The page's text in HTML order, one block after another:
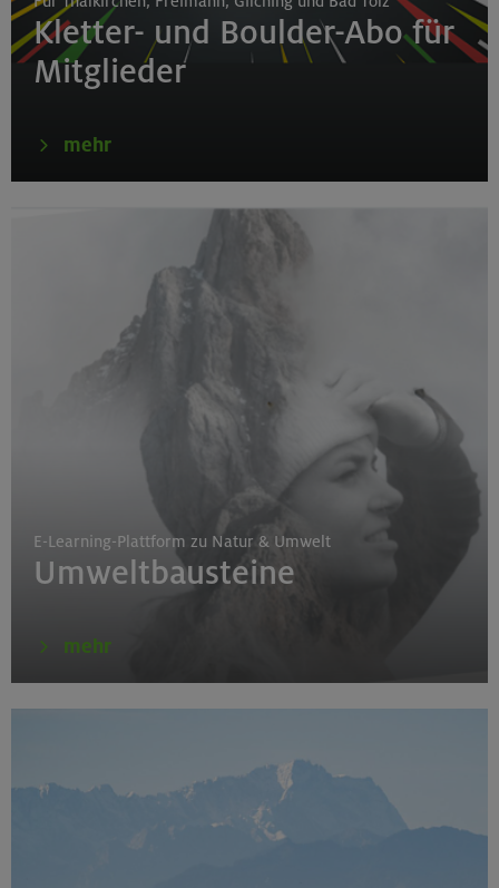
Kletter- und Boulder-Abo für
Mitglieder
mehr
E-Learning-Plattform zu Natur & Umwelt
Umweltbausteine
mehr